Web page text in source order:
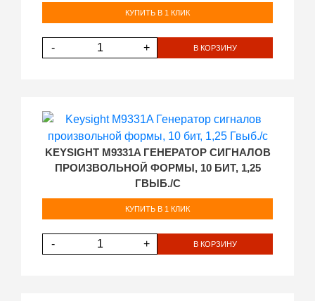
КУПИТЬ В 1 КЛИК
- + В КОРЗИНУ
KEYSIGHT M9331A ГЕНЕРАТОР СИГНАЛОВ
ПРОИЗВОЛЬНОЙ ФОРМЫ, 10 БИТ, 1,25
ГВЫБ./С
КУПИТЬ В 1 КЛИК
- + В КОРЗИНУ